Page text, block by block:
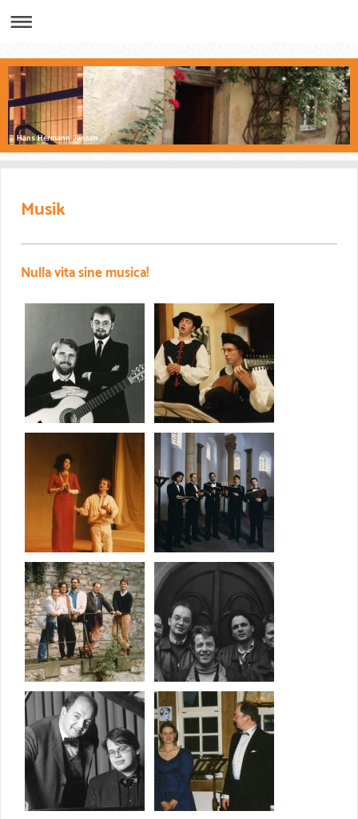
Hans Hermann Jansen
Musik
Nulla vita sine musica!